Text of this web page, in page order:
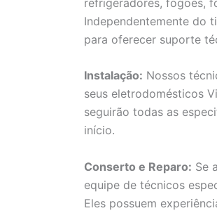
Independentemente do
para oferecer suporte
Instalação: Nossos
seus eletrodomésticos
seguirão todas as
início.
Conserto e Reparo: Se
equipe de técnicos
Eles possuem